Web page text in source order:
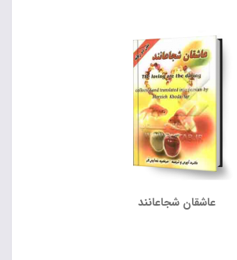
عاشقان شجاعانند